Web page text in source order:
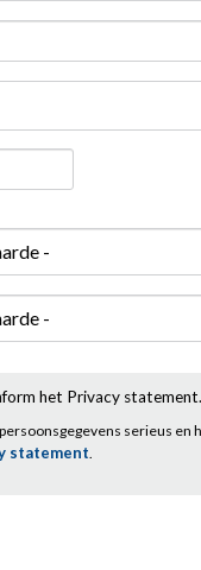
het Privacy statement.
serieus en
statement